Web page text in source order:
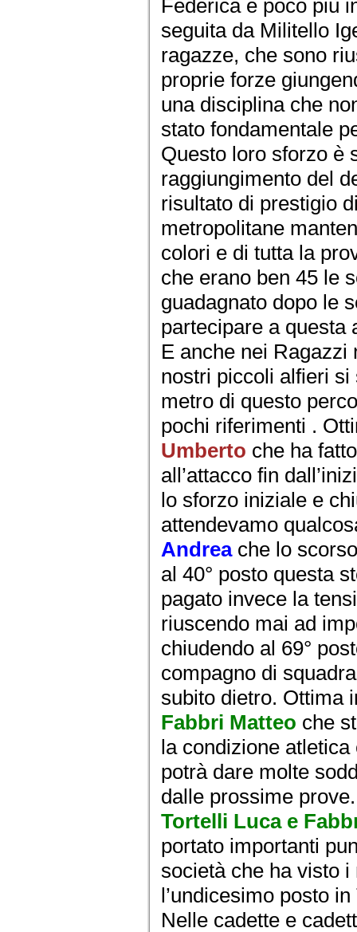
Federica e poco più
seguita da Militello
ragazze, che sono
proprie forze
una disciplina che
stato fondamentale
Questo loro sforzo è
raggiungimento del
risultato di prestigio
metropolitane
colori e di tutta la
che erano ben 45 le
guadagnato dopo le
partecipare a questa
E anche nei Ragazzi
nostri piccoli alfieri si
metro di questo
pochi riferimenti .
Umberto che ha
all’attacco fin
lo sforzo iniziale e
attendevamo
Andrea che lo
al 40° posto questa
pagato invece la
riuscendo mai ad
chiudendo al 69°
compagno di
subito dietro. Ottima
Fabbri Matteo che
la condizione
potrà dare molte
dalle prossime
Tortelli Luca e
portato importanti
società che ha visto
l’undicesimo posto
Nelle cadette e